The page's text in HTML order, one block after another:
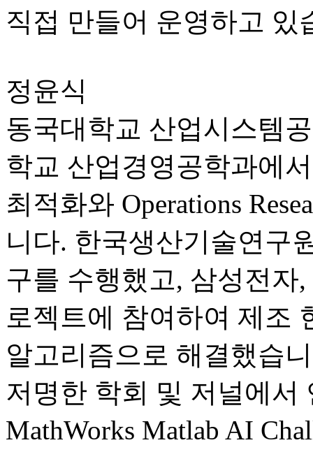
직접 만들어 운영하고 있
정윤식
동국대학교 산업시스템
학교 산업경영공학과에
최적화와 Operations
니다. 한국생산기술연구
구를 수행했고, 삼성전자
로젝트에 참여하여 제조
알고리즘으로 해결했습
저명한 학회 및 저널에서
MathWorks Matlab AI